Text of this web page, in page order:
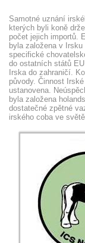
Samotné uznání
kterých byli koně
počet jejich importů.
byla založena v
specifické
do ostatních států
Irska do zahraničí.
původy. Činnost
ustanovena.
byla založena
dostatečné zpětné
irského coba ve světě.